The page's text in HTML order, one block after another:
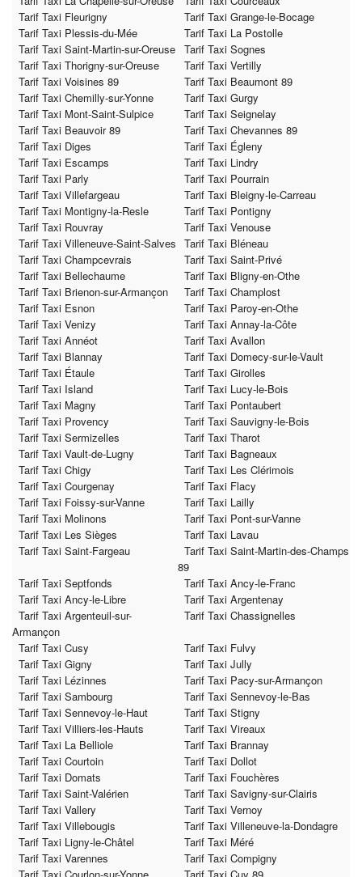
Tarif Taxi Fleurigny
Tarif Taxi Grange-le-Bocage
Tarif Taxi Plessis-du-Mée
Tarif Taxi La Postolle
Tarif Taxi Saint-Martin-sur-Oreuse Tarif Taxi Sognes
Tarif Taxi Thorigny-sur-Oreuse
Tarif Taxi Vertilly
Tarif Taxi Voisines 89
Tarif Taxi Beaumont 89
Tarif Taxi Chemilly-sur-Yonne
Tarif Taxi Gurgy
Tarif Taxi Mont-Saint-Sulpice
Tarif Taxi Seignelay
Tarif Taxi Beauvoir 89
Tarif Taxi Chevannes 89
Tarif Taxi Diges
Tarif Taxi Égleny
Tarif Taxi Escamps
Tarif Taxi Lindry
Tarif Taxi Parly
Tarif Taxi Pourrain
Tarif Taxi Villefargeau
Tarif Taxi Bleigny-le-Carreau
Tarif Taxi Montigny-la-Resle
Tarif Taxi Pontigny
Tarif Taxi Rouvray
Tarif Taxi Venouse
Tarif Taxi Villeneuve-Saint-Salves Tarif Taxi Bléneau
Tarif Taxi Champcevrais
Tarif Taxi Saint-Privé
Tarif Taxi Bellechaume
Tarif Taxi Bligny-en-Othe
Tarif Taxi Brienon-sur-Armançon
Tarif Taxi Champlost
Tarif Taxi Esnon
Tarif Taxi Paroy-en-Othe
Tarif Taxi Venizy
Tarif Taxi Annay-la-Côte
Tarif Taxi Annéot
Tarif Taxi Avallon
Tarif Taxi Blannay
Tarif Taxi Domecy-sur-le-Vault
Tarif Taxi Étaule
Tarif Taxi Girolles
Tarif Taxi Island
Tarif Taxi Lucy-le-Bois
Tarif Taxi Magny
Tarif Taxi Pontaubert
Tarif Taxi Provency
Tarif Taxi Sauvigny-le-Bois
Tarif Taxi Sermizelles
Tarif Taxi Tharot
Tarif Taxi Vault-de-Lugny
Tarif Taxi Bagneaux
Tarif Taxi Chigy
Tarif Taxi Les Clérimois
Tarif Taxi Courgenay
Tarif Taxi Flacy
Tarif Taxi Foissy-sur-Vanne
Tarif Taxi Lailly
Tarif Taxi Molinons
Tarif Taxi Pont-sur-Vanne
Tarif Taxi Les Sièges
Tarif Taxi Lavau
Tarif Taxi Saint-Fargeau
Tarif Taxi Saint-Martin-des-Champs
89
Tarif Taxi Septfonds
Tarif Taxi Ancy-le-Franc
Tarif Taxi Ancy-le-Libre
Tarif Taxi Argentenay
Tarif Taxi Argenteuil-sur-
Armançon
Tarif Taxi Chassignelles
Tarif Taxi Cusy
Tarif Taxi Fulvy
Tarif Taxi Gigny
Tarif Taxi Jully
Tarif Taxi Lézinnes
Tarif Taxi Pacy-sur-Armançon
Tarif Taxi Sambourg
Tarif Taxi Sennevoy-le-Bas
Tarif Taxi Sennevoy-le-Haut
Tarif Taxi Stigny
Tarif Taxi Villiers-les-Hauts
Tarif Taxi Vireaux
Tarif Taxi La Belliole
Tarif Taxi Brannay
Tarif Taxi Courtoin
Tarif Taxi Dollot
Tarif Taxi Domats
Tarif Taxi Fouchères
Tarif Taxi Saint-Valérien
Tarif Taxi Savigny-sur-Clairis
Tarif Taxi Vallery
Tarif Taxi Vernoy
Tarif Taxi Villebougis
Tarif Taxi Villeneuve-la-Dondagre
Tarif Taxi Ligny-le-Châtel
Tarif Taxi Méré
Tarif Taxi Varennes
Tarif Taxi Compigny
Tarif Taxi Courlon-sur-Yonne
Tarif Taxi Cuy 89